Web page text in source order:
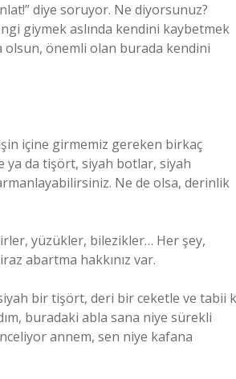
diye soruyor. Ne diyorsunuz?
giymek aslında kendini kaybetmek
olsun, önemli olan burada kendini
içine girmemiz gereken birkaç
ya da tişört, siyah botlar, siyah
Ne de olsa, derinlik
yüzükler, bilezikler… Her şey,
abartma hakkınız var.
bir tişört, deri bir ceketle ve tabii
buradaki abla sana niye sürekli
annem, sen niye kafana